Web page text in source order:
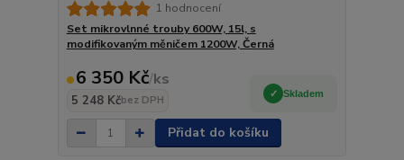
1 hodnocení
Set mikrovlnné trouby 600W, 15l, s
modifikovaným měničem 1200W, Černá
6 350 Kč/ks
5 248 Kčbez DPH
Skladem
Přidat do košíku